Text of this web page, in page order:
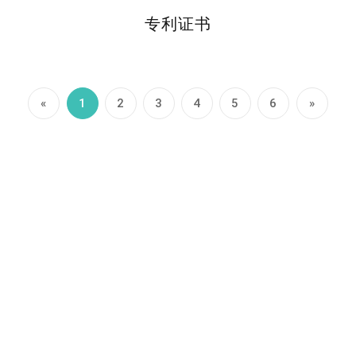
专利证书
« 1 2 3 4 5 6 »